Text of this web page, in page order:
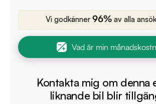
Vi godkänner 96% av alla
Vad är min
Kontakta mig om denna
liknande bil blir